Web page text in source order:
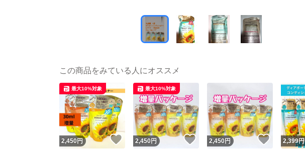
この商品をみている人にオススメ
2,450円 いいね！
最大10%対象
2,450 円 いいね！
最大10%対象
2,450 円 いいね！
2,399円